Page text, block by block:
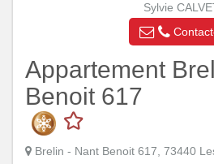
Sylvie
Appartement
Benoit 617
Brelin - Nant Benoit 617, 73440